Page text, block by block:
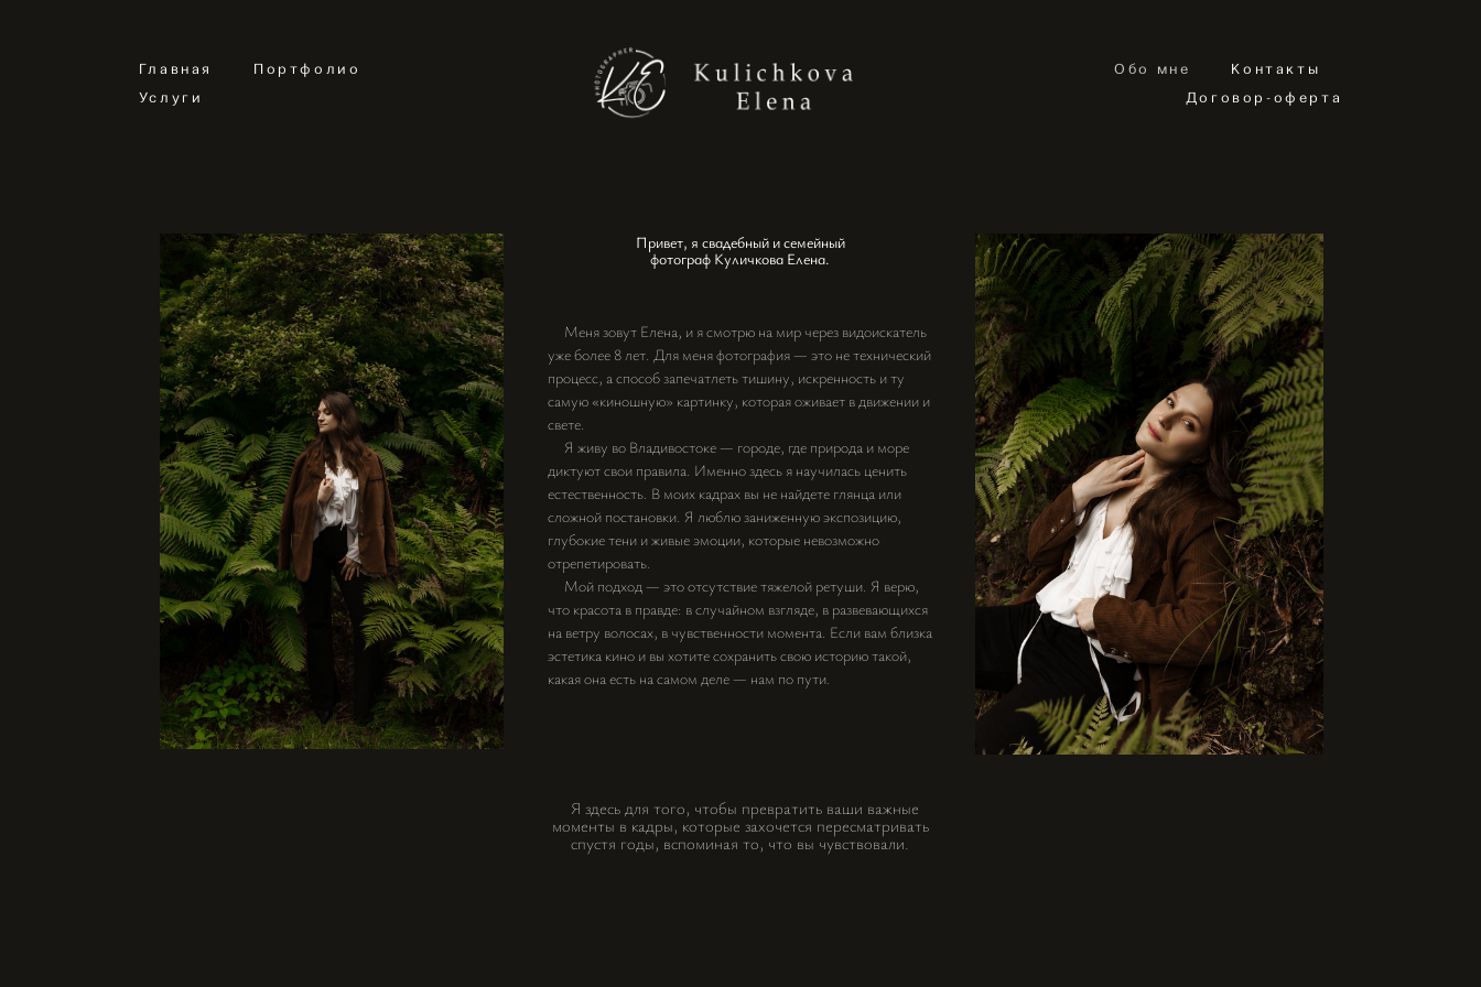
Главная
Портфолио
Услуги
Обо мне
Контакты
Договор-оферта
Привет, я свадебный и семейный
фотограф Куличкова Елена.
Меня зовут Елена, и я смотрю на мир через видоискатель
уже более 8 лет. Для меня фотография — это не технический
процесс, а способ запечатлеть тишину, искренность и ту
самую «киношную» картинку, которая оживает в движении и
свете.
Я живу во Владивостоке — городе, где природа и море
диктуют свои правила. Именно здесь я научилась ценить
естественность. В моих кадрах вы не найдете глянца или
сложной постановки. Я люблю заниженную экспозицию,
глубокие тени и живые эмоции, которые невозможно
отрепетировать.
Мой подход — это отсутствие тяжелой ретуши. Я верю,
что красота в правде: в случайном взгляде, в развевающихся
на ветру волосах, в чувственности момента. Если вам близка
эстетика кино и вы хотите сохранить свою историю такой,
какая она есть на самом деле — нам по пути.
Я здесь для того, чтобы превратить ваши важные
моменты в кадры, которые захочется пересматривать
спустя годы, вспоминая то, что вы чувствовали.